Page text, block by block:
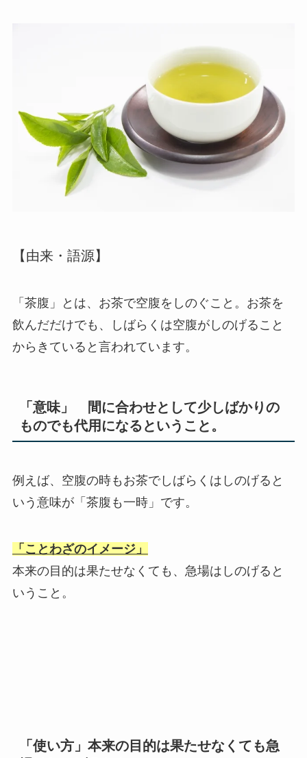
【由来・語源】
「茶腹」とは、お茶で空腹をしのぐこと。 お茶を
飲んだだけでも、しばらくは空腹がしのげること
からきていると言われています。
「意味」 間に合わせとして少しばかりの
ものでも代用になるということ。
例えば、空腹の時もお茶でしばらくはしのげると
いう意味が「茶腹も一時」です。
「ことわざのイメージ」
本来の目的は果たせなくても、急場はしのげると
いうこと。
「使い方」本来の目的は果たせなくても急